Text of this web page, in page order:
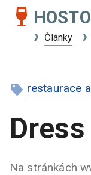
Články
restaurace
Na stránkách